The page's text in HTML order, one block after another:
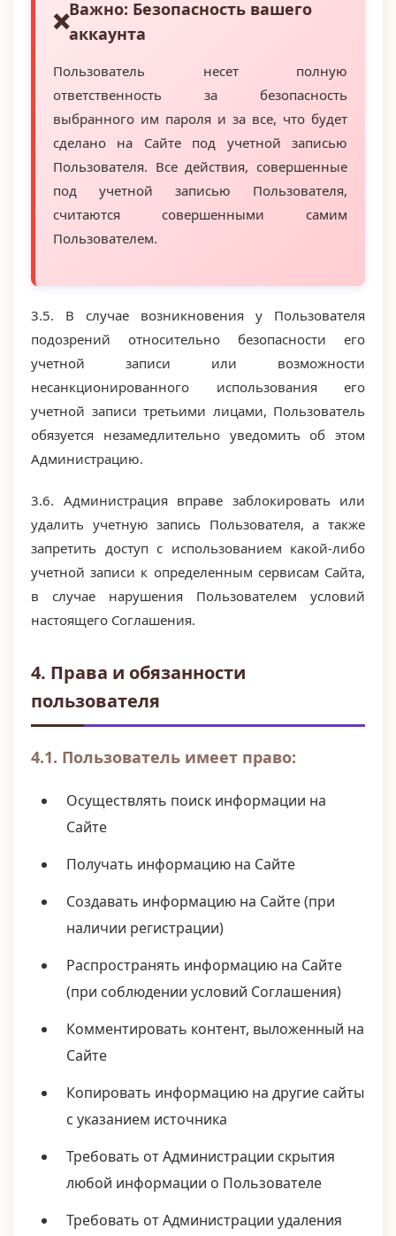
Важно: Безопасность вашего
аккаунта
Пользователь несет полную
ответственность за безопасность
выбранного им пароля и за все, что будет
сделано на Сайте под учетной записью
Пользователя. Все действия, совершенные
под учетной записью Пользователя,
считаются совершенными самим
Пользователем.
3.5. В случае возникновения у Пользователя
подозрений относительно безопасности его
учетной записи или возможности
несанкционированного использования его
учетной записи третьими лицами, Пользователь
обязуется незамедлительно уведомить об этом
Администрацию.
3.6. Администрация вправе заблокировать или
удалить учетную запись Пользователя, а также
запретить доступ с использованием какой-либо
учетной записи к определенным сервисам Сайта,
в случае нарушения Пользователем условий
настоящего Соглашения.
4. Права и обязанности
пользователя
4.1. Пользователь имеет право:
Осуществлять поиск информации на
Сайте
Получать информацию на Сайте
Создавать информацию на Сайте (при
наличии регистрации)
Распространять информацию на Сайте
(при соблюдении условий Соглашения)
Комментировать контент, выложенный на
Сайте
Копировать информацию на другие сайты
с указанием источника
Требовать от Администрации скрытия
любой информации о Пользователе
Требовать от Администрации удаления